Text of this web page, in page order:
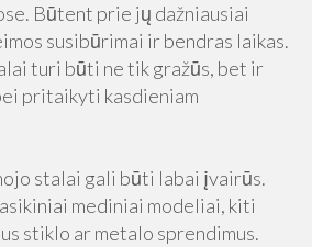
Būtent prie jų dažniausiai
susibūrimai ir bendras laikas.
turi būti ne tik gražūs, bet ir
pritaikyti kasdieniam
stalai gali būti labai įvairūs.
mediniai modeliai, kiti
stiklo ar metalo sprendimus.